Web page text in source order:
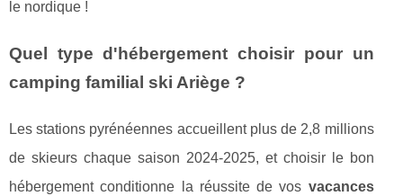
le nordique !
Quel type d'hébergement choisir pour un
camping familial ski Ariège ?
Les stations pyrénéennes accueillent plus de 2,8 millions
de skieurs chaque saison 2024-2025, et choisir le bon
hébergement conditionne la réussite de vos vacances